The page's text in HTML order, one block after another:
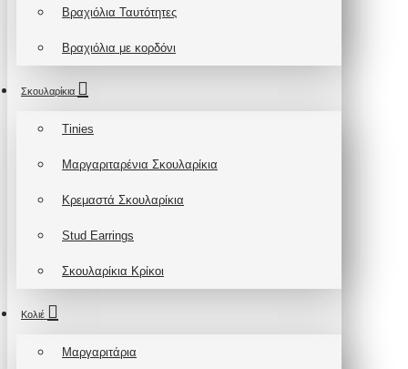
Βραχιόλια Ταυτότητες
Βραχιόλια με κορδόνι
Σκουλαρίκια
Tinies
Μαργαριταρένια Σκουλαρίκια
Κρεμαστά Σκουλαρίκια
Stud Earrings
Σκουλαρίκια Κρίκοι
Κολιέ
Μαργαριτάρια